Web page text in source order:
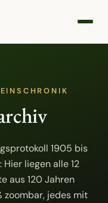
1905 bis
liegen alle 12
aus 120 Jahren
jedes mit